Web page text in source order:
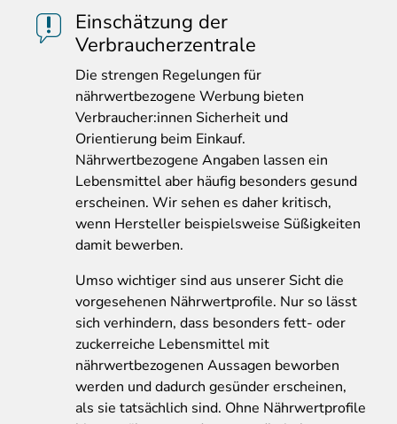
Einschätzung der
Verbraucherzentrale
Die strengen Regelungen für
nährwertbezogene Werbung bieten
Verbraucher:innen Sicherheit und
Orientierung beim Einkauf.
Nährwertbezogene Angaben lassen ein
Lebensmittel aber häufig besonders gesund
erscheinen. Wir sehen es daher kritisch,
wenn Hersteller beispielsweise Süßigkeiten
damit bewerben.
Umso wichtiger sind aus unserer Sicht die
vorgesehenen Nährwertprofile. Nur so lässt
sich verhindern, dass besonders fett- oder
zuckerreiche Lebensmittel mit
nährwertbezogenen Aussagen beworben
werden und dadurch gesünder erscheinen,
als sie tatsächlich sind. Ohne Nährwertprofile